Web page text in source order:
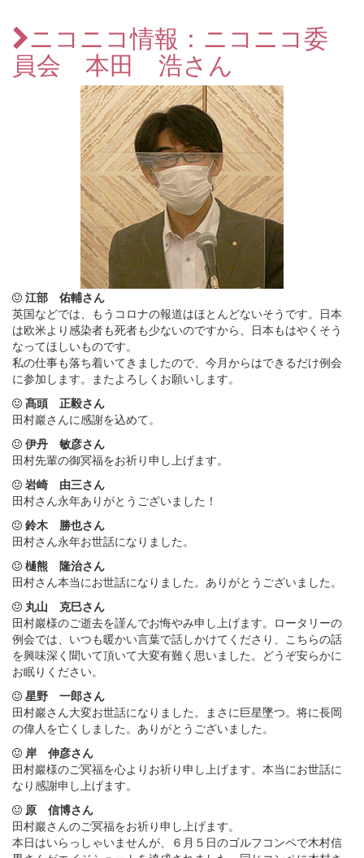
ニコニコ情報：ニコニコ委
員会 本田 浩さん
江部 佑輔さん
英国などでは、もうコロナの報道はほとんどないそうです。日本
は欧米より感染者も死者も少ないのですから、日本もはやくそう
なってほしいものです。
私の仕事も落ち着いてきましたので、今月からはできるだけ例会
に参加します。またよろしくお願いします。
髙頭 正毅さん
田村巖さんに感謝を込めて。
伊丹 敏彦さん
田村先輩の御冥福をお祈り申し上げます。
岩崎 由三さん
田村さん永年ありがとうございました！
鈴木 勝也さん
田村さん永年お世話になりました。
樋熊 隆治さん
田村さん本当にお世話になりました。ありがとうございました。
丸山 克巳さん
田村巖様のご逝去を謹んでお悔やみ申し上げます。ロータリーの
例会では、いつも暖かい言葉で話しかけてくださり、こちらの話
を興味深く聞いて頂いて大変有難く思いました。どうぞ安らかに
お眠りください。
星野 一郎さん
田村巖さん大変お世話になりました。まさに巨星墜つ。将に長岡
の偉人を亡くしました。ありがとうございました。
岸 伸彦さん
田村巖様のご冥福を心よりお祈り申し上げます。本当にお世話に
なり感謝申し上げます。
原 信博さん
田村巖さんのご冥福をお祈り申し上げます。
本日はいらっしゃいませんが、６月５日のゴルフコンペで木村信